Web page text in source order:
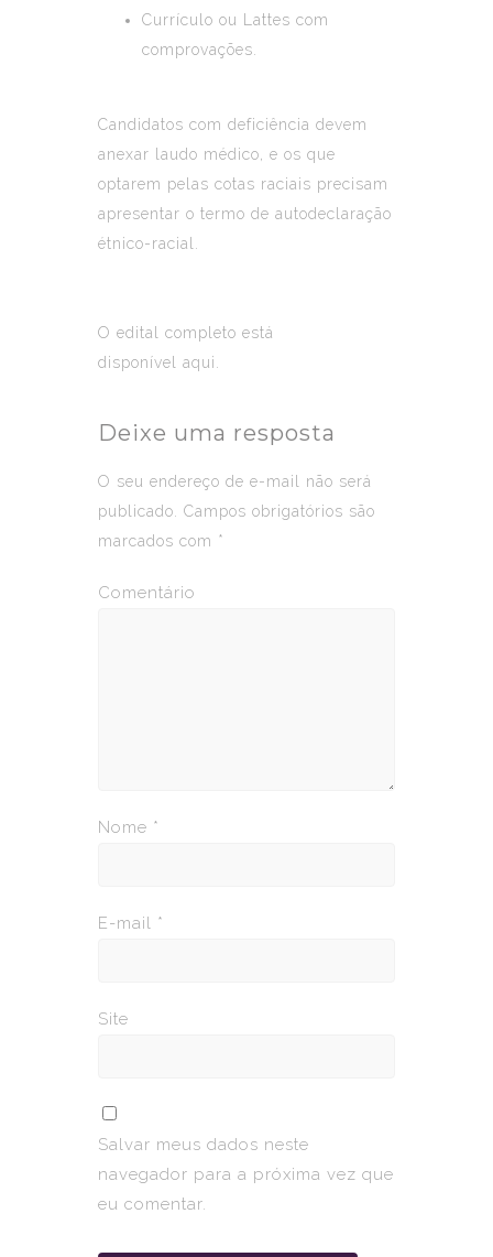
Currículo ou Lattes com
comprovações.
Candidatos com deficiência devem
anexar laudo médico, e os que
optarem pelas cotas raciais precisam
apresentar o termo de autodeclaração
étnico-racial.
O edital completo está
disponível aqui
Deixe uma resposta
O seu endereço de e-mail não será
publicado.
Campos obrigatórios são
marcados com *
Comentário
Nome *
E-mail *
Site
Salvar meus dados neste
navegador para a próxima vez que
eu comentar.